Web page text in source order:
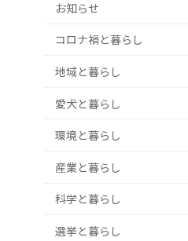
お知らせ
コロナ禍と暮らし
地域と暮らし
愛犬と暮らし
環境と暮らし
産業と暮らし
科学と暮らし
選挙と暮らし